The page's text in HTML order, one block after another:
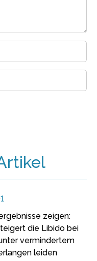
zeigen:
die Libido bei
vermindertem
leiden